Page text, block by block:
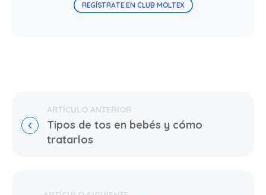
REGÍSTRATE EN CLUB MOLTEX
Tipos de tos en bebés y cómo
tratarlos